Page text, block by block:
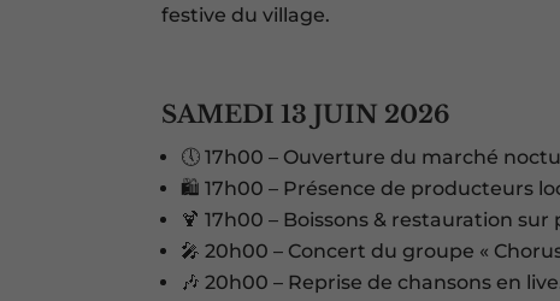
festive du village.
SAMEDI 13 JUIN 2026
🕔 17h00 – Ouverture du marché
🛍️ 17h00 – Présence de producteurs
🍹 17h00 – Boissons & restauration sur
🎤 20h00 – Concert du groupe «
🎶 20h00 – Reprise de chansons en